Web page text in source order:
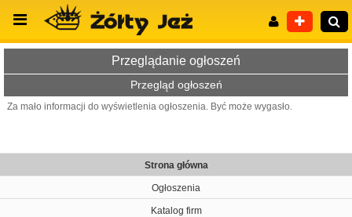
Przeglądanie ogłoszeń
Przegląd ogłoszeń
Za mało informacji do wyświetlenia ogłoszenia. Być może wygasło.
Strona główna
Ogłoszenia
Katalog firm